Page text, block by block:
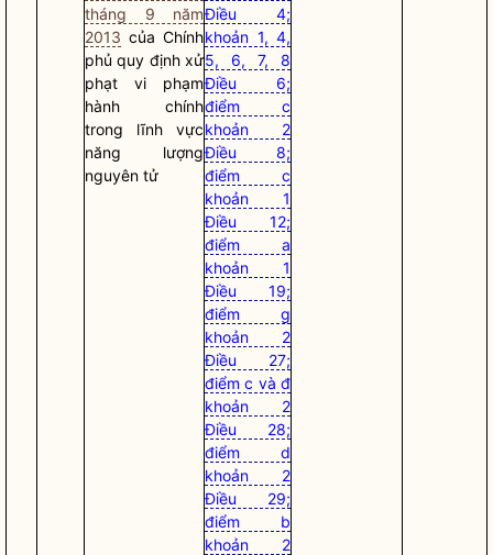
tháng 9 năm
2013 của Chính
phủ quy định xử
phạt vi phạm
hành chính
trong lĩnh vực
năng lượng
nguyên tử
Điều 4;
khoản 1, 4,
5, 6, 7, 8
Điều 6;
điểm c
khoản 2
Điều 8;
điểm c
khoản 1
Điều 12;
điểm a
khoản 1
Điều 19;
điểm g
khoản 2
Điều 27;
điểm c và đ
khoản 2
Điều 28;
điểm d
khoản 2
Điều 29;
điểm b
khoản 2